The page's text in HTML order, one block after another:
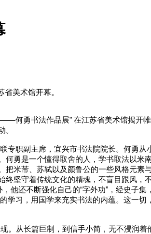
美术馆开幕。
勇书法作品展” 在江苏省美术馆揭开
。
职副主席，宜兴市书法院院长。何勇从
勇是一个懂得取舍的人，学书取法以米
米芾、苏轼以及颜鲁公的一些风格元素
坚守着传统文化的精魂，不盲目跟风，
他还不断强化自己的“字外功”，经史子
习，用国学来充实书法的内蕴。这一切
从长篇巨制，到信手小简，无不浸润着